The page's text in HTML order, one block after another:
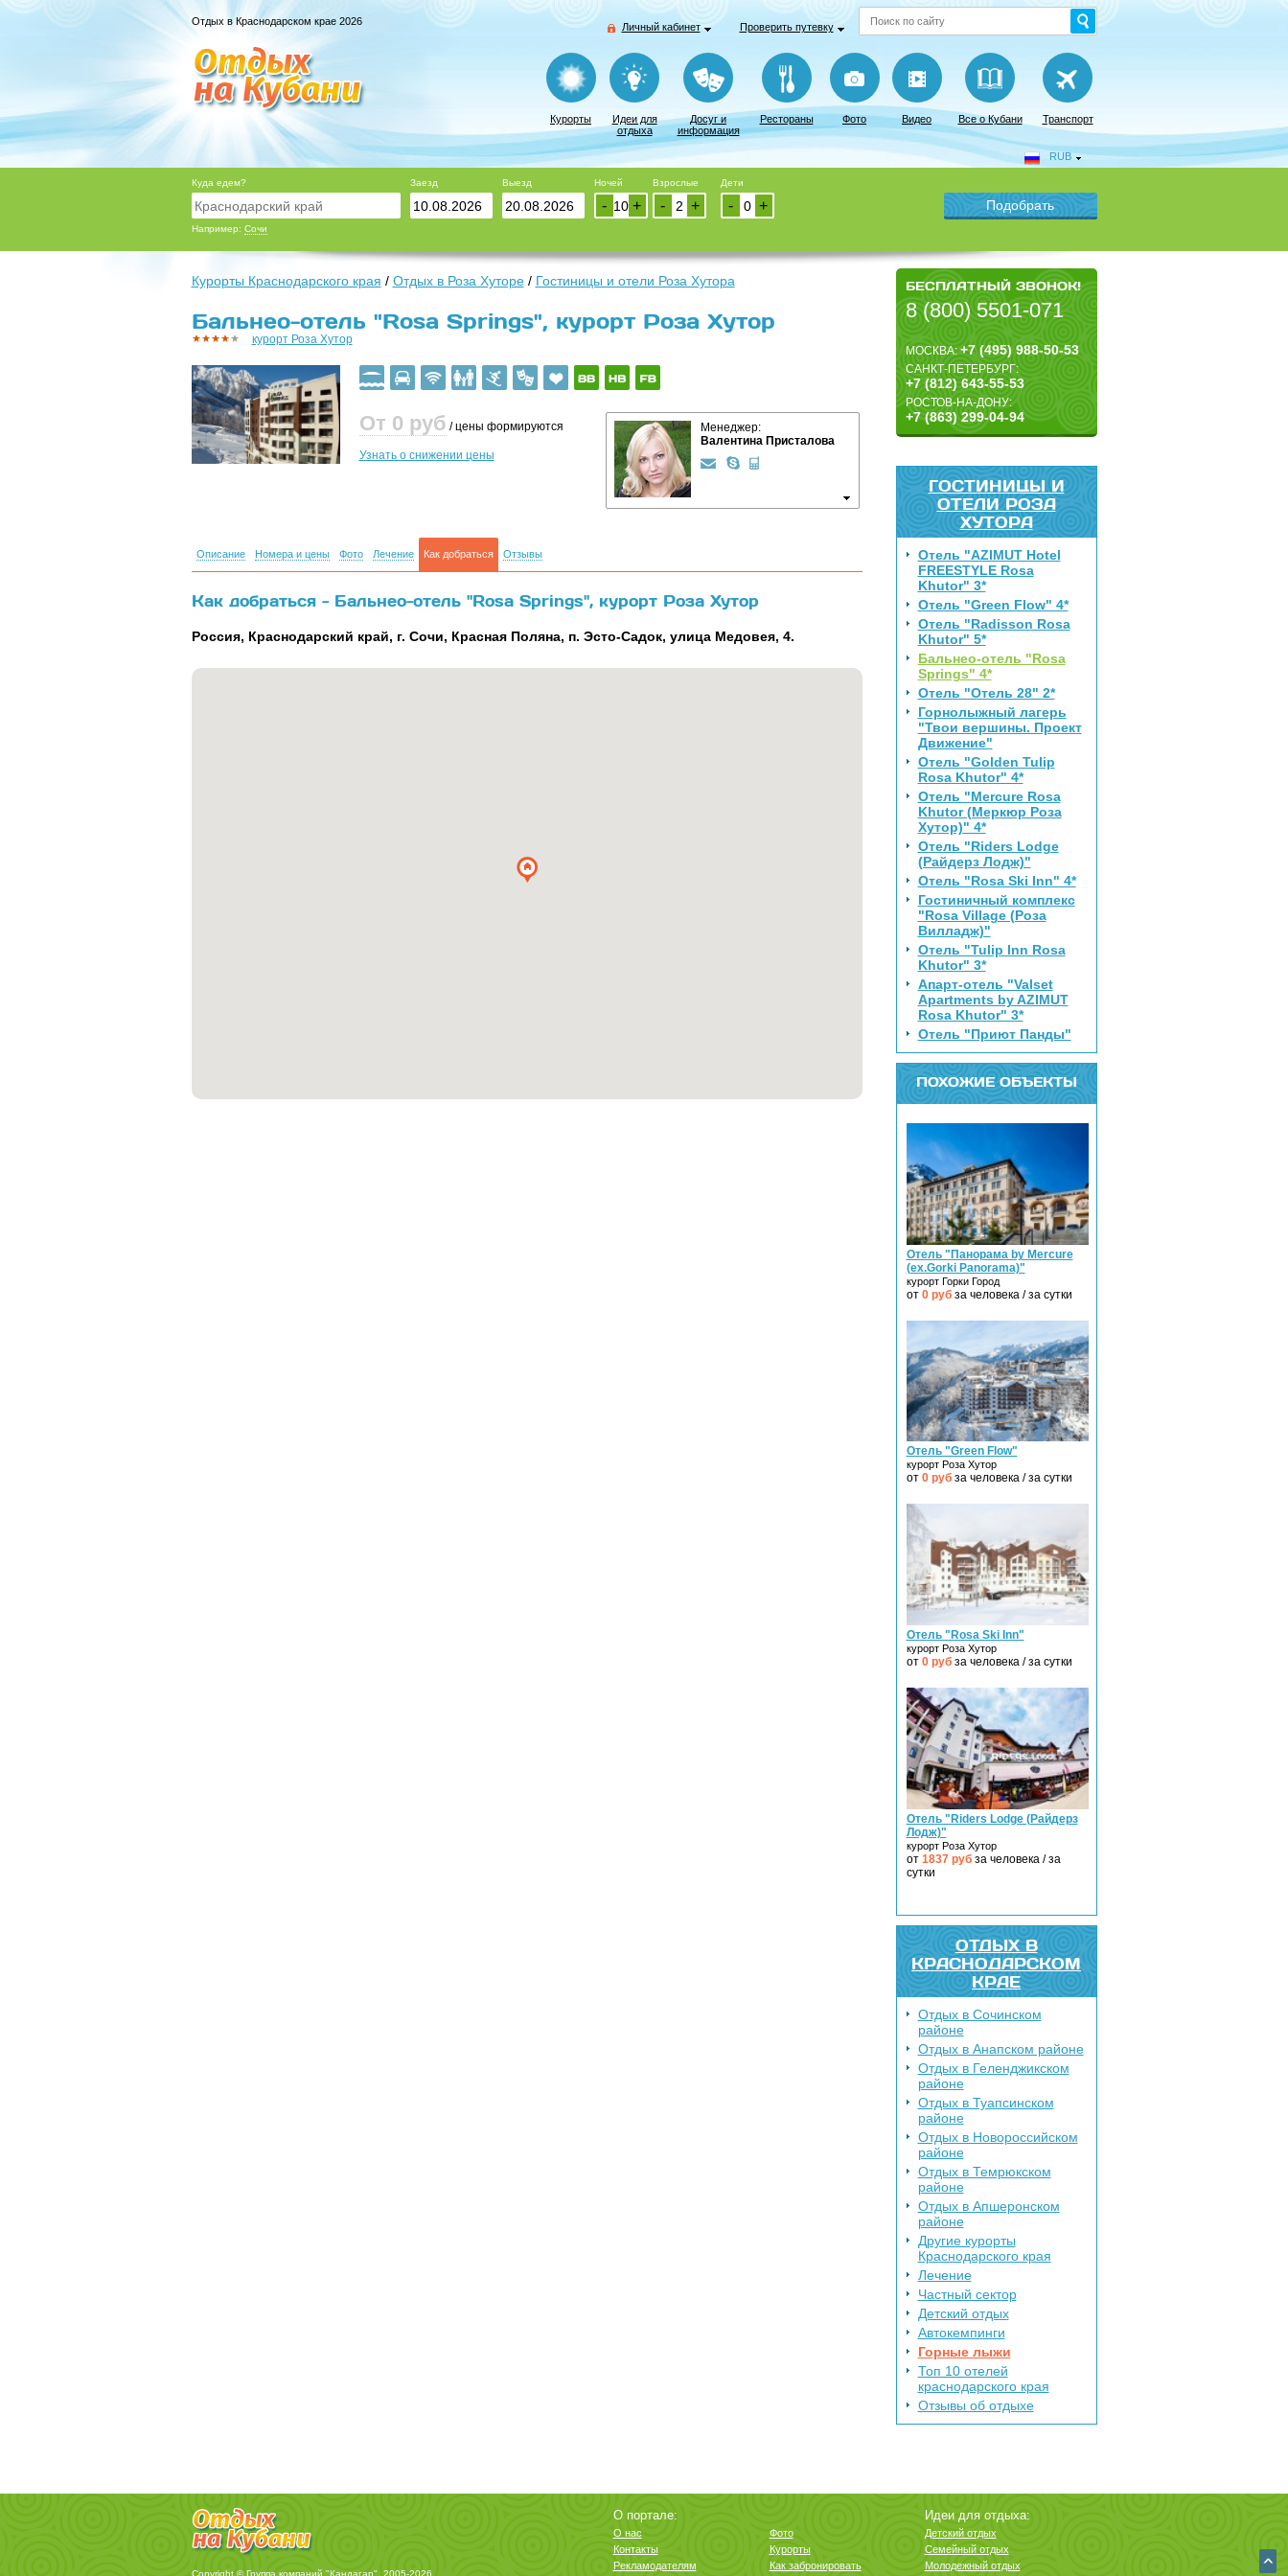
Отдых в Краснодарском крае 2026 Личный кабинет Проверить путевку
Курорты
Идеи для
отдыха
Досуг и
информация
Рестораны Фото Видео Все о Кубани Транспорт
RUB
Куда едем?
Например: Сочи
Заезд Выезд Ночей
+
-
Взрослые
+
-
Дети
+
-
БЕСПЛАТНЫЙ ЗВОНОК!
8 (800) 5501-071
МОСКВА:+7 (495) 988-50-53
САНКТ-ПЕТЕРБУРГ:
+7 (812) 643-55-53
РОСТОВ-НА-ДОНУ:
+7 (863) 299-04-94
ГОСТИНИЦЫ И
ОТЕЛИ РОЗА
ХУТОРА
Отель "AZIMUT Hotel
FREESTYLE Rosa
Khutor" 3*
Отель "Green Flow" 4*
Отель "Radisson Rosa
Khutor" 5*
Бальнео-отель "Rosa
Springs" 4*
Отель "Отель 28" 2*
Горнолыжный лагерь
"Твои вершины. Проект
Движение"
Отель "Golden Tulip
Rosa Khutor" 4*
Отель "Mercure Rosa
Khutor (Меркюр Роза
Хутор)" 4*
Отель "Riders Lodge
(Райдерз Лодж)"
Отель "Rosa Ski Inn" 4*
Гостиничный комплекс
"Rosa Village (Роза
Вилладж)"
Отель "Tulip Inn Rosa
Khutor" 3*
Апарт-отель "Valset
Apartments by AZIMUT
Rosa Khutor" 3*
Отель "Приют Панды"
ПОХОЖИЕ ОБЪЕКТЫ
Отель "Панорама by Mercure
(ex.Gorki Panorama)"
курорт Горки Город
от 0рубза человека / за сутки
Отель "Green Flow"
курорт Роза Хутор
от 0рубза человека / за сутки
Отель "Rosa Ski Inn"
курорт Роза Хутор
от 0рубза человека / за сутки
Отель "Riders Lodge (Райдерз
Лодж)"
курорт Роза Хутор
от 1837рубза человека / за
сутки
ОТДЫХ В
КРАСНОДАРСКОМ
КРАЕ
Отдых в Сочинском
районе
Отдых в Анапском районе
Отдых в Геленджикском
районе
Отдых в Туапсинском
районе
Отдых в Новороссийском
районе
Отдых в Темрюкском
районе
Отдых в Апшеронском
районе
Другие курорты
Краснодарского края
Лечение
Частный сектор
Детский отдых
Автокемпинги
Горные лыжи
Топ 10 отелей
краснодарского края
Отзывы об отдыхе
Курорты Краснодарского края / Отдых в Роза Хуторе/ Гостиницы и отели Роза Хутора
Бальнео-отель "Rosa Springs", курорт Роза Хутор
курорт Роза Хутор
От 0 руб / цены формируются
Узнать о снижении цены
Менеджер:
Валентина Присталова
Описание Номера и цены Фото Лечение Как добраться Отзывы
Как добраться - Бальнео-отель "Rosa Springs", курорт Роза Хутор
Россия, Краснодарский край, г. Сочи, Красная Поляна, п. Эсто-Садок, улица Медовея, 4.
Copyright © Группа компаний "Кандагар", 2005-2026
О портале:
О нас
Фото
Контакты
Курорты
Рекламодателям
Как забронировать
Идеи для отдыха:
Детский отдых
Семейный отдых
Молодежный отдых